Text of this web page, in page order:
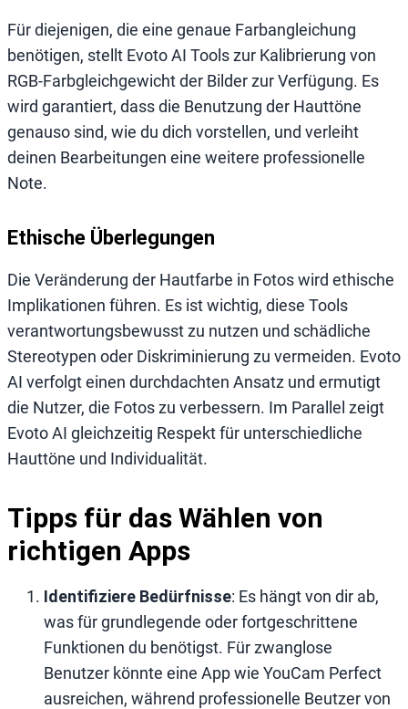
Für diejenigen, die eine genaue Farbangleichung
benötigen, stellt Evoto AI Tools zur Kalibrierung von
RGB-Farbgleichgewicht der Bilder zur Verfügung. Es
wird garantiert, dass die Benutzung der Hauttöne
genauso sind, wie du dich vorstellen, und verleiht
deinen Bearbeitungen eine weitere professionelle
Note.
Ethische Überlegungen
Die Veränderung der Hautfarbe in Fotos wird ethische
Implikationen führen. Es ist wichtig, diese Tools
verantwortungsbewusst zu nutzen und schädliche
Stereotypen oder Diskriminierung zu vermeiden. Evoto
AI verfolgt einen durchdachten Ansatz und ermutigt
die Nutzer, die Fotos zu verbessern. Im Parallel zeigt
Evoto AI gleichzeitig Respekt für unterschiedliche
Hauttöne und Individualität.
Tipps für das Wählen von
richtigen Apps
Identifiziere Bedürfnisse: Es hängt von dir ab,
was für grundlegende oder fortgeschrittene
Funktionen du benötigst. Für zwanglose
Benutzer könnte eine App wie YouCam Perfect
ausreichen, während professionelle Beutzer von